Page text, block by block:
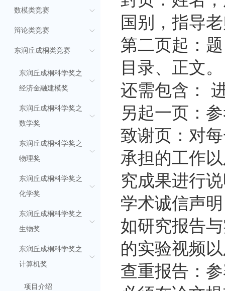
数模类竞赛
辩论类竞赛
东润丘成桐类竞赛
东润丘成桐科学奖之
经济金融建模奖
东润丘成桐科学奖之
数学奖
东润丘成桐科学奖之
物理奖
东润丘成桐科学奖之
化学奖
东润丘成桐科学奖之
生物奖
东润丘成桐科学奖之
计算机奖
项目介绍
国别，指导
第二页起：
目录、正文
还需包含：
另起一页：
致谢页：对
承担的工作
究成果进行
学术诚信声
如研究报告
的实验视频
查重报告：